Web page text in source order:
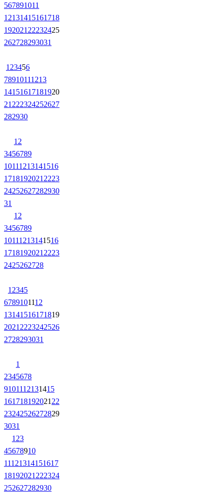
567891011
12131415161718
192021 22232425
262728293031
1 23456
78910111213
14151617181920
21 222324252627
282930
1 2
3456789
10111213141516
1718192021 2223
24252627282930
31
1 2
3456789
10111213141516
1718192021 2223
2425262728
1 2345
6789101112
13141516171819
2021 2223242526
2728293031
1
2345678
9101112131415
161718192021 22
23242526272829
3031
1 23
45678910
11121314151617
18192021 222324
252627282930